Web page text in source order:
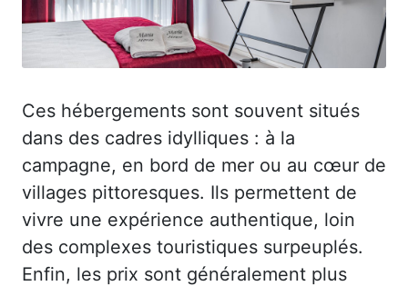
Ces hébergements sont souvent situés
dans des cadres idylliques : à la
campagne, en bord de mer ou au cœur de
villages pittoresques. Ils permettent de
vivre une expérience authentique, loin
des complexes touristiques surpeuplés.
Enfin, les prix sont généralement plus